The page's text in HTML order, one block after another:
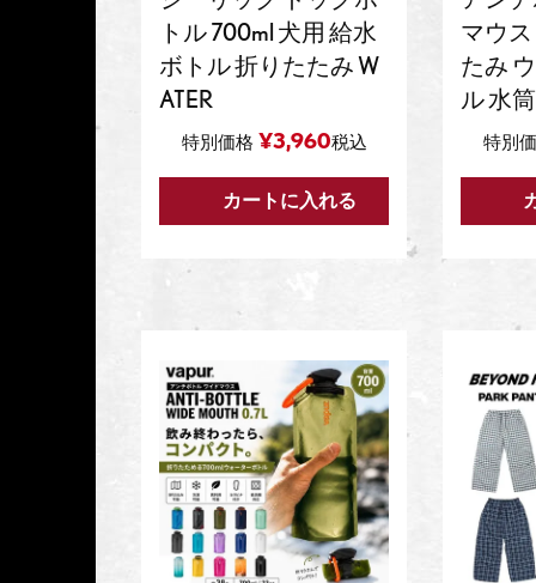
トル 700ml 犬用 給水
ボトル 折りたたみ W
ATER
特別価格 ¥3,960税込
カートに入れる
マウ
たみ
ル 水筒
特別